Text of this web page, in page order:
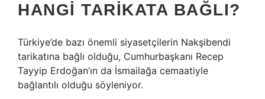
HANGI TARIKATA BAĞLI?
Türkiye’de bazı önemli siyasetçilerin Nakşibendi
tarikatına bağlı olduğu, Cumhurbaşkanı Recep
Tayyip Erdoğan’ın da İsmailağa cemaatiyle
bağlantılı olduğu söyleniyor.